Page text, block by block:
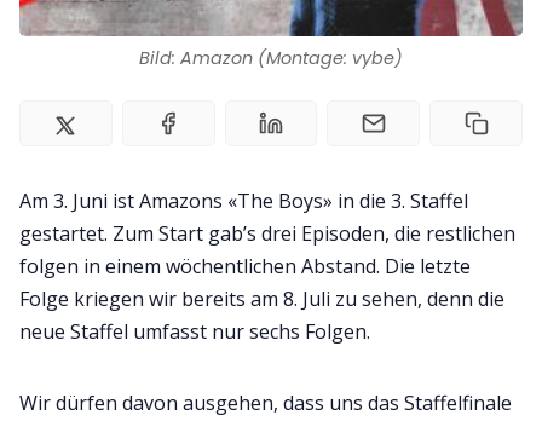
Bild: Amazon (Montage: vybe)
Am 3. Juni ist Amazons «The Boys» in die 3. Staffel
gestartet. Zum Start gab’s drei Episoden, die restlichen
folgen in einem wöchentlichen Abstand. Die letzte
Folge kriegen wir bereits am 8. Juli zu sehen, denn die
neue Staffel umfasst nur sechs Folgen.
Wir dürfen davon ausgehen, dass uns das Staffelfinale